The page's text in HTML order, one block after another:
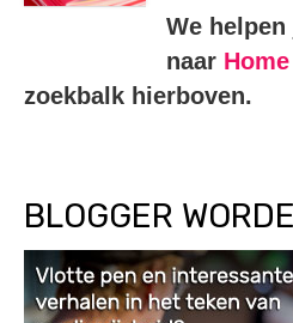
We
naar Home
zoekbalk hierboven.
BLOGGER